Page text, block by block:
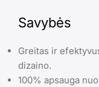
Savybės
Greitas ir
dizaino.
100% apsauga